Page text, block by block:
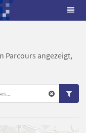
Parcours angezeigt,